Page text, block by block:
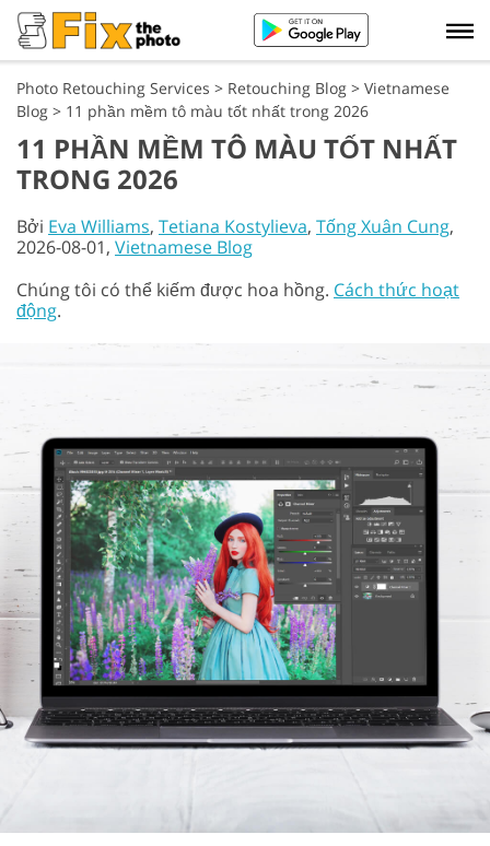
Photo Retouching Services > Retouching Blog > Vietnamese
Blog > 11 phần mềm tô màu tốt nhất trong 2026
11 PHẦN MỀM TÔ MÀU TỐT NHẤT
TRONG 2026
Bởi Eva Williams, Tetiana Kostylieva, Tống Xuân Cung,
2026-08-01, Vietnamese Blog
Chúng tôi có thể kiếm được hoa hồng. Cách thức hoạt
động.